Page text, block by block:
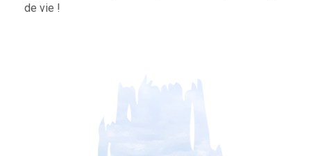
de vie !